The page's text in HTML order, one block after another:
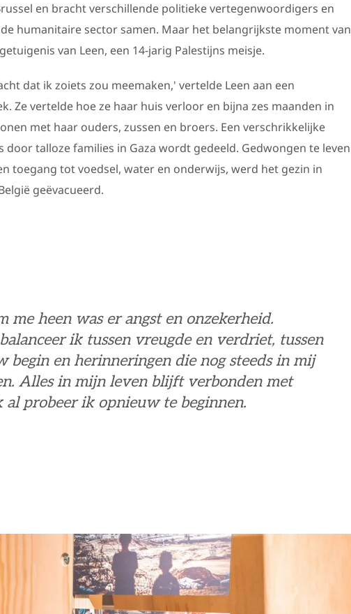
en bracht verschillende politieke vertegenwoordigers en
humanitaire sector samen. Maar het belangrijkste moment van
van Leen, een 14-jarig Palestijns meisje.
dat ik zoiets zou meemaken,' vertelde Leen aan een
Ze vertelde hoe ze haar huis verloor en bijna zes maanden in
met haar ouders, zussen en broers. Een verschrikkelijke
door talloze families in Gaza wordt gedeeld. Gedwongen te leven
toegang tot voedsel, water en onderwijs, werd het gezin in
geëvacueerd.
me heen was er angst en onzekerheid.
ik tussen vreugde en verdriet, tussen
begin en herinneringen die nog steeds in mij
Alles in mijn leven blijft verbonden met
al probeer ik opnieuw te beginnen.